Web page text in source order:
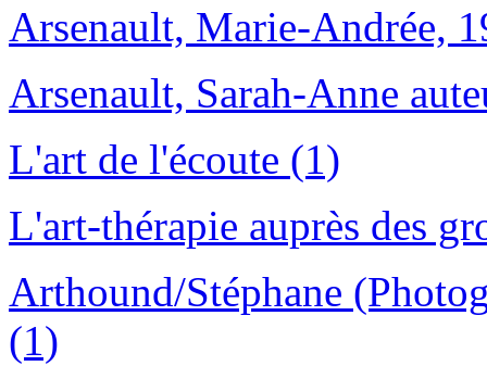
Arsenault, Marie-Andrée,
Arsenault, Sarah-Anne
L'art de l'écoute (1)
L'art-thérapie auprès des
Arthound/Stéphane
(1)